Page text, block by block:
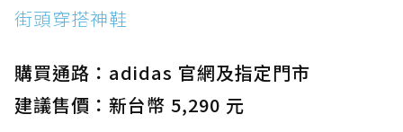
防水鞋推薦 2. New Balance Hierro v9 GORE-
防水鞋推薦 3. Nike Dunk Low GORE-TEX：
經典 Dunk 輪廓加上防水科技，雨天穿搭帥度不
打折
街頭穿搭神鞋
購買通路：adidas 官網及指定門市
建議售價：新台幣 5,290 元